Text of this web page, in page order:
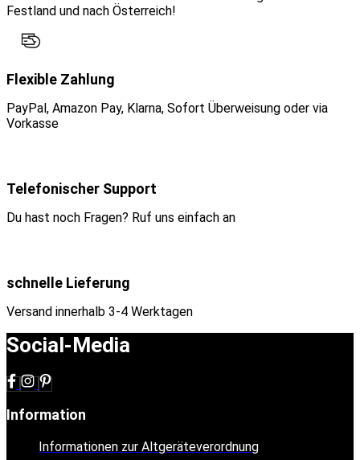
Festland und nach Österreich!
Flexible Zahlung
PayPal, Amazon Pay, Klarna, Sofort Überweisung oder via
Vorkasse
Telefonischer Support
Du hast noch Fragen? Ruf uns einfach an
schnelle Lieferung
Versand innerhalb 3-4 Werktagen
Social-Media
Information
Informationen zur Altgeräteverordnung